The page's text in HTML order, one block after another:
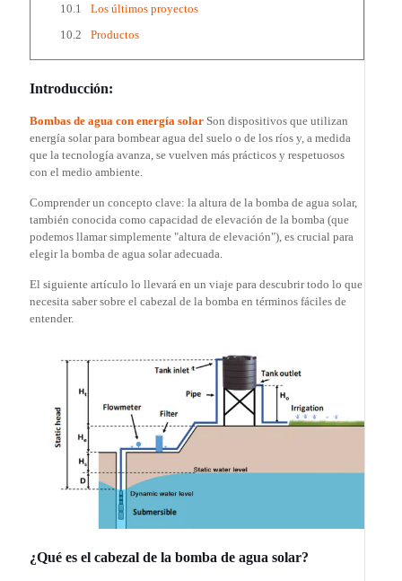
Los últimos proyectos
Productos
Introducción:
Bombas de agua con energía solar Son dispositivos que utilizan
energía solar para bombear agua del suelo o de los ríos y, a medida
que la tecnología avanza, se vuelven más prácticos y respetuosos
con el medio ambiente.
Comprender un concepto clave: la altura de la bomba de agua solar,
también conocida como capacidad de elevación de la bomba (que
podemos llamar simplemente "altura de elevación"), es crucial para
elegir la bomba de agua solar adecuada.
El siguiente artículo lo llevará en un viaje para descubrir todo lo que
necesita saber sobre el cabezal de la bomba en términos fáciles de
entender.
¿Qué es el cabezal de la bomba de agua solar?